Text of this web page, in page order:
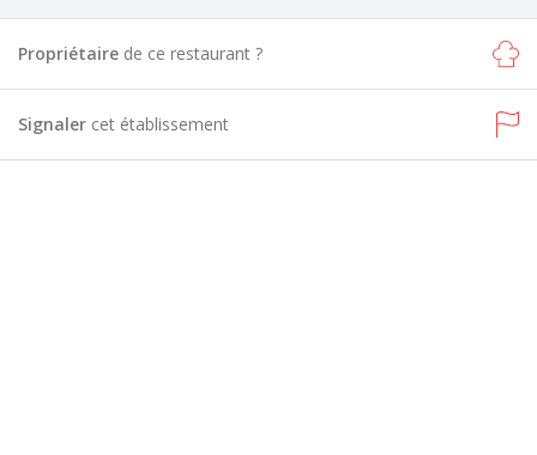
Propriétaire de ce restaurant ?
Signaler cet établissement